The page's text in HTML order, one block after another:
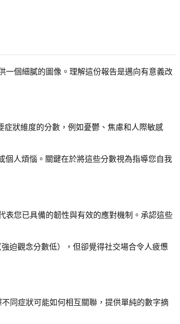
一個細膩的圖像。理解這份報告是邁向有意義改
症狀維度的分數，例如憂鬱、焦慮和人際敏感
個人煩惱。關鍵在於將這些分數視為指導您自我
表您已具備的韌性與有效的應對機制。承認這些
迫觀念分數低），但卻覺得社交場合令人疲憊
同症狀可能如何相互關聯，提供單純的數字摘